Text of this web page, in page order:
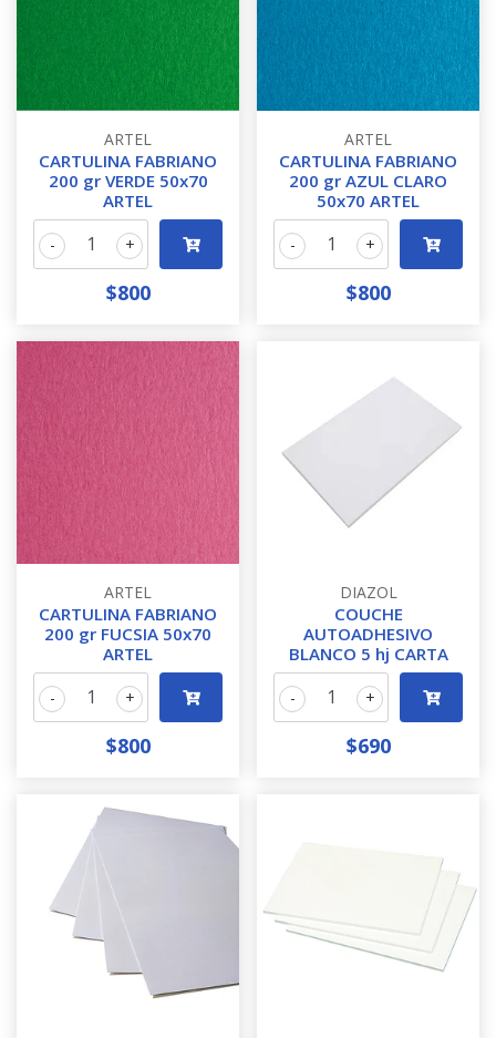
ARTEL
CARTULINA FABRIANO
200 gr VERDE 50x70
ARTEL
+
-
$800
ARTEL
CARTULINA FABRIANO
200 gr AZUL CLARO
50x70 ARTEL
+
-
$800
ARTEL
CARTULINA FABRIANO
200 gr FUCSIA 50x70
ARTEL
+
-
$800
DIAZOL
COUCHE
AUTOADHESIVO
BLANCO 5 hj CARTA
+
-
$690